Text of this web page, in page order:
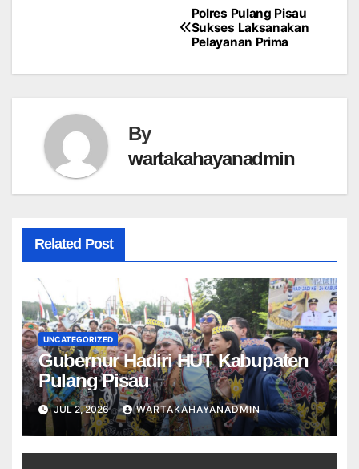
Polres Pulang Pisau
Sukses Laksanakan
Pelayanan Prima
By
wartakahayanadmin
Related Post
UNCATEGORIZED
Gubernur Hadiri HUT Kabupaten
Pulang Pisau
JUL 2, 2026 WARTAKAHAYANADMIN